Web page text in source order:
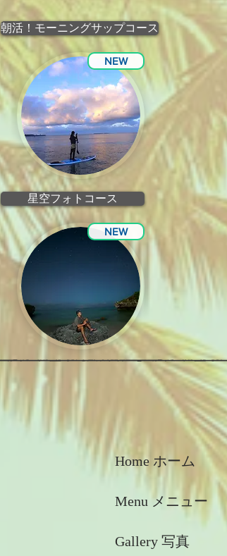
朝活！モーニングサップコース
NEW
星空フォトコース
NEW
Home ホーム
Menu メニュー
Gallery 写真